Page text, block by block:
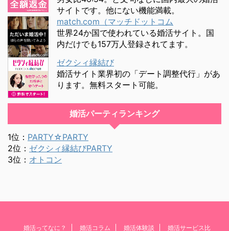
サイトです。他にない機能満載。
match.com（マッチドットコム
世界24か国で使われている婚活サイト。国
内だけでも157万人登録されてます。
ゼクシィ縁結び
婚活サイト業界初の「デート調整代行」があ
ります。無料スタート可能。
婚活パーティランキング
1位： PARTY☆PARTY
2位： ゼクシィ縁結びPARTY
3位： オトコン
婚活ってなに？ 婚活コラム 婚活体験談 婚活サービス比